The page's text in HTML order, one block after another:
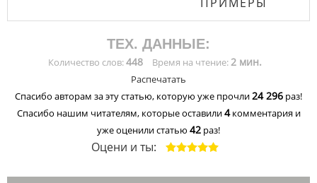
ТЕХ. ДАННЫЕ:
Количество слов:448 Время на чтение:2 мин.
Распечатать
Спасибо авторам за эту статью, которую уже прочли24 296 раз!
Спасибо нашим читателям, которые оставили4комментария и
уже оценили статью 42 раз!
Оцени и ты: